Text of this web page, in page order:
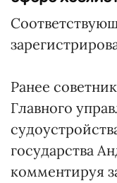
Ранее
Главного
государства
комментируя